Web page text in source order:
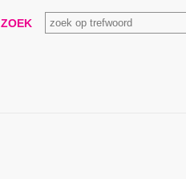
ZOEK